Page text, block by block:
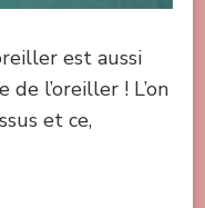
est aussi
l’oreiller ! L’on
et ce,